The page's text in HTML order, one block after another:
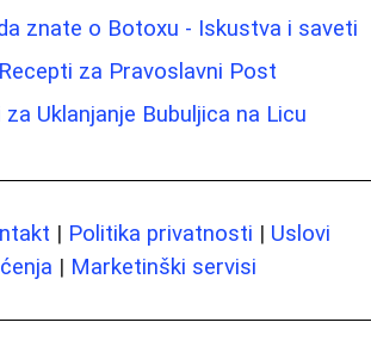
znate o Botoxu - Iskustva i saveti
za Pravoslavni Post
Uklanjanje Bubuljica na Licu
| Politika privatnosti | Uslovi
| Marketinški servisi